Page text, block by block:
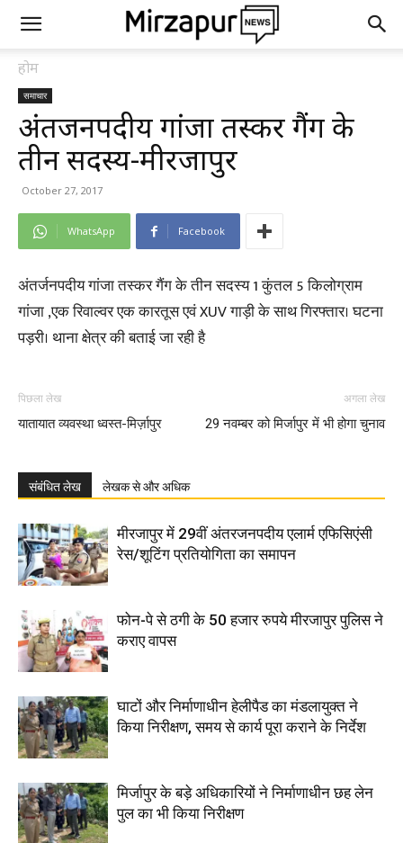
होम
समाचार
अंतर्जनपदीय गांजा तस्कर गैंग के
तीन सदस्य-मीरजापुर
October 27, 2017
WhatsApp Facebook
अंतर्जनपदीय गांजा तस्कर गैंग के तीन सदस्य 1 कुंतल 5 किलोग्राम
गांजा ,एक रिवाल्वर एक कारतूस एवं XUV गाड़ी के साथ गिरफ्तार। घटना
पड़री। थाना क्षेत्र की बताई जा रही है
पिछला लेख
यातायात व्यवस्था ध्वस्त-मिर्ज़ापुर
अगला लेख
29 नवम्बर को मिर्जापुर में भी होगा चुनाव
संबंधित लेख लेखक से और अधिक
मीरजापुर में 29वीं अंतरजनपदीय एलार्म एफिसिएंसी
रेस/शूटिंग प्रतियोगिता का समापन
फोन-पे से ठगी के 50 हजार रुपये मीरजापुर पुलिस ने
कराए वापस
घाटों और निर्माणाधीन हेलीपैड का मंडलायुक्त ने
किया निरीक्षण, समय से कार्य पूरा कराने के निर्देश
मिर्जापुर के बड़े अधिकारियों ने निर्माणाधीन छह लेन
पुल का भी किया निरीक्षण